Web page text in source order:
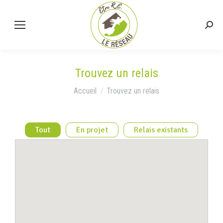
Trouvez un relais
Vous êtes ici :
Accueil Trouvez un relais
Tout En projet Relais existants